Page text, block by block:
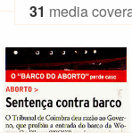
31 media